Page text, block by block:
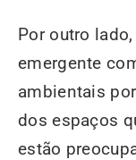
Por outro
emergente
ambientais
dos espaços
estão